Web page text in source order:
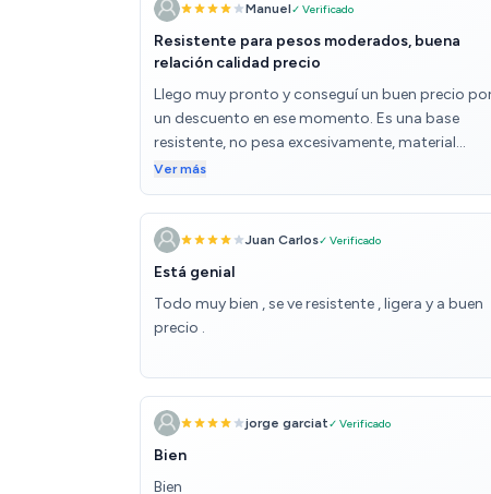
Manuel✓ Verificado
Resistente para pesos moderados, buena
relación calidad precio
Llego muy pronto y conseguí un buen precio
un descuento en ese momento. Es una base
resistente, no pesa excesivamente, material
exterior suave y transpirable, con válvulas de
aireación. Armazón metálico con tres barras
transversales, la base en si es de fibra Krat
corrugada, por eso es liviana y resistente, aunque
no deja de ser una forma especial de cartón, por
que no creo que sea muy adecuado para
de gran peso. Tiene 6 patas metálicas , muy
resistentes y de calidad, pero tiene orificios para
Por el precio me parece buena opción.
Ver más
Juan Carlos✓ Verificado
Está genial
Todo muy bien , se ve resistente , ligera y a buen
precio .
jorge garciat✓ Verificado
Bien
Bien